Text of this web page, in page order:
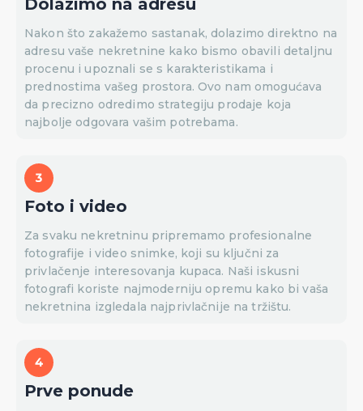
Nakon što zakažemo sastanak, dolazimo direktno na
adresu vaše nekretnine kako bismo obavili detaljnu
procenu i upoznali se s karakteristikama i
prednostima vašeg prostora. Ovo nam omogućava
da precizno odredimo strategiju prodaje koja
najbolje odgovara vašim potrebama.
Foto i video
Za svaku nekretninu pripremamo profesionalne
fotografije i video snimke, koji su ključni za
privlačenje interesovanja kupaca. Naši iskusni
fotografi koriste najmoderniju opremu kako bi vaša
nekretnina izgledala najprivlačnije na tržištu.
Prve ponude